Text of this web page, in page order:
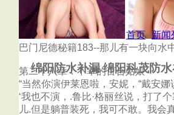
绵阳防水补漏 绵阳科茂防水
杭州泰鑫防水补漏公司
首页--新闻
巴门尼德秘籍183--那儿有一块向水
第二十八章：不幸的百合姑娘
“当然你演伊莱恩啦，安妮，“戴安娜
‘我也不演，.鲁比·格丽丝说，打了
儿.但是躺普装死，我可不敢。我会